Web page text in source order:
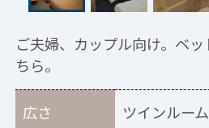
ご夫婦、カップル向け。ベ
ちら。
広さ ツインルーム